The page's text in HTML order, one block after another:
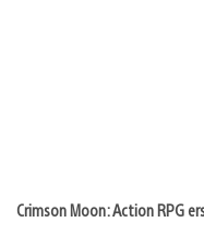
Crimson Moon: Action RPG